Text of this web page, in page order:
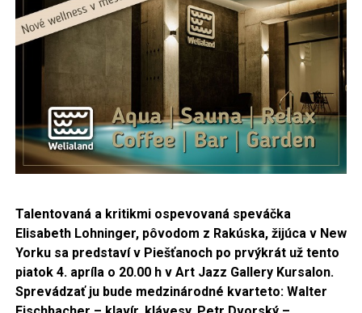
Talentovaná a kritikmi ospevovaná speváčka
Elisabeth Lohninger, pôvodom z Rakúska, žijúca v New
Yorku sa predstaví v Piešťanoch po prvýkrát už tento
piatok 4. apríla o 20.00 h v Art Jazz Gallery Kursalon.
Sprevádzať ju bude medzinárodné kvarteto: Walter